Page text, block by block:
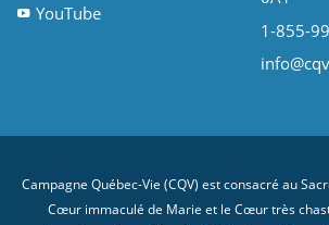
YouTube
1-855-
Campagne Québec-Vie (CQV) est consacré au
Cœur immaculé de Marie et le Cœur très